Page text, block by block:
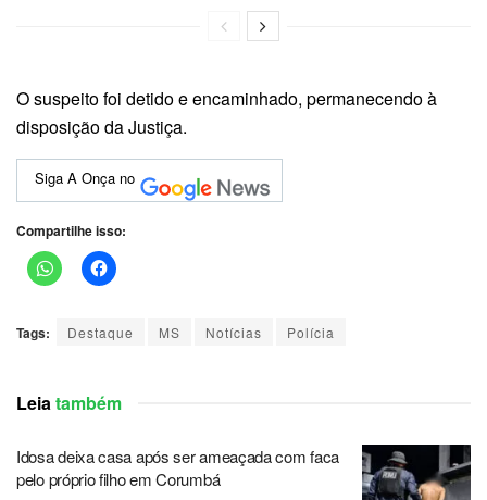
O suspeito foi detido e encaminhado, permanecendo à
disposição da Justiça.
Siga A Onça no
Compartilhe isso:
Tags: Destaque MS Notícias Polícia
Leia também
Idosa deixa casa após ser ameaçada com faca
pelo próprio filho em Corumbá